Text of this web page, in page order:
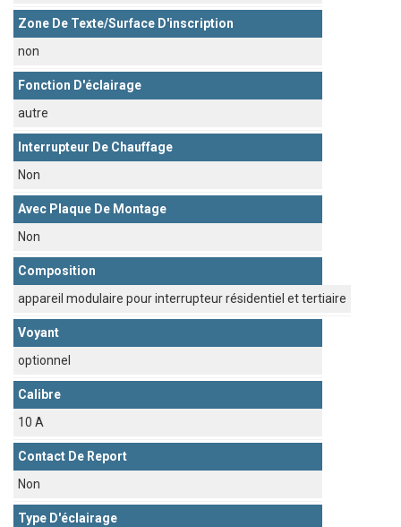
Zone De Texte/surface D'inscription
non
Fonction D'éclairage
autre
Interrupteur De Chauffage
Non
Avec Plaque De Montage
Non
Composition
appareil modulaire pour interrupteur résidentiel et tertiaire
Voyant
optionnel
Calibre
10 A
Contact De Report
Non
Type D'éclairage